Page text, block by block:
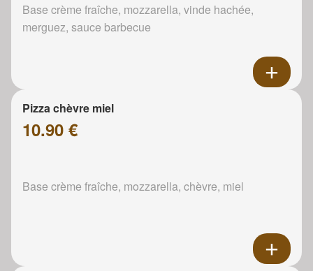
Base crème fraîche, mozzarella, vinde hachée,
merguez, sauce barbecue
Pizza chèvre miel
10.90 €
Base crème fraîche, mozzarella, chèvre, miel